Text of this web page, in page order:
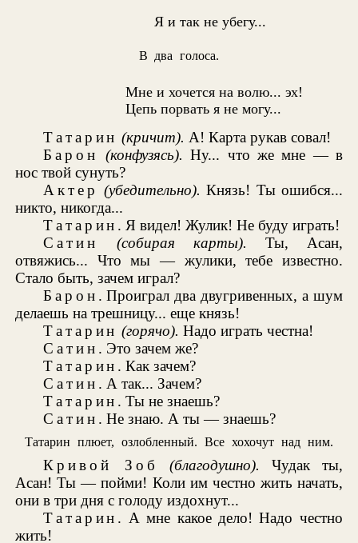
Я и так не убегу...
В два голоса.
Мне и хочется на волю... эх!
Цепь порвать я не могу...
Татарин (кричит). А! Карта рукав совал!
Барон
(конфузясь). Ну... что же мне — в
нос твой сунуть?
Актер (убедительно). Князь! Ты ошибся...
никто, никогда...
Татарин . Я видел! Жулик! Не буду играть!
Сатин
(собирая карты). Ты, Асан,
отвяжись... Что мы — жулики, тебе известно.
Стало быть, зачем играл?
Барон . Проиграл два двугривенных, а шум
делаешь на трешницу... еще князь!
Татарин (горячо). Надо играть честна!
Сатин . Это зачем же?
Татарин . Как зачем?
Сатин . А так... Зачем?
Татарин . Ты не знаешь?
Сатин . Не знаю. А ты — знаешь?
Татарин плюет, озлобленный. Все хохочут над ним.
Кривой Зоб (благодушно).
Чудак ты,
Асан! Ты — пойми! Коли им честно жить начать,
они в три дня с голоду издохнут...
Татарин . А мне какое дело! Надо честно
жить!